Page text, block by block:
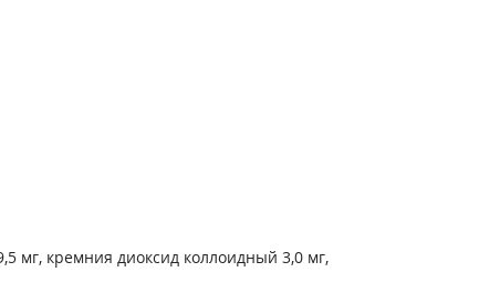
мг, кремния диоксид коллоидный 3,0 мг,